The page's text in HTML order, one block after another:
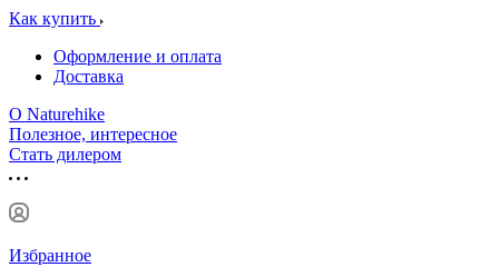
Как купить
Оформление и оплата
Доставка
О Naturehike
Полезное, интересное
Стать дилером
Избранное